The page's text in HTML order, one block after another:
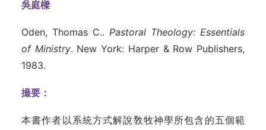
吳庭樑
Oden, Thomas C.. Pastoral Theology: Essentials
of Ministry. New York: Harper & Row Publishers,
1983.
撮要：
本書作者以系統方式解說敎牧神學所包含的五個範